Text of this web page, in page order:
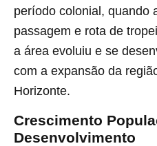
período colonial, quando
passagem e rota de
a área evoluiu e se
com a expansão da
Horizonte.
Crescimento
Desenvolvimento